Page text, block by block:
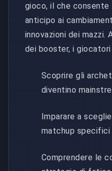
gioco, il che consente
anticipo ai
innovazioni dei mazzi.
dei booster, i giocatori
Scoprire gli
diventino
Imparare a
matchup specifici
Comprendere le